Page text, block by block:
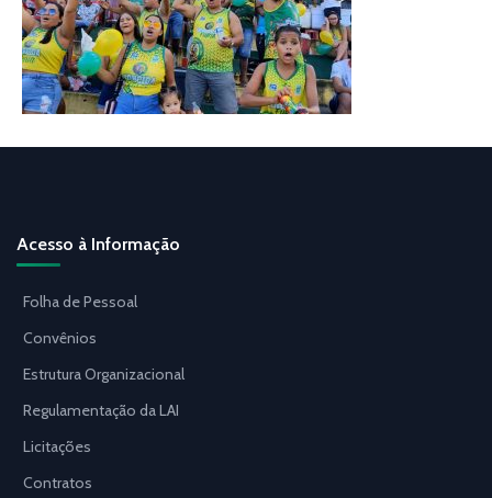
Acesso à Informação
Folha de Pessoal
Convênios
Estrutura Organizacional
Regulamentação da LAI
Licitações
Contratos